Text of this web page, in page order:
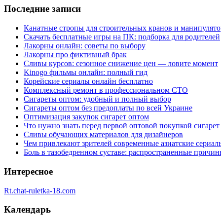
Последние записи
Канатные стропы для строительных кранов и
Скачать бесплатные игры на ПК: подборка для родителей
Лакорны онлайн: советы по выбору
Лакорны про фиктивный брак
Сливы курсов: сезонное снижение цен — ловите момент
Kinogo фильмы онлайн: полный гид
Корейские сериалы онлайн бесплатно
Комплексный ремонт в профессиональном СТО
Сигареты оптом: удобный и полный выбор
Сигареты оптом без предоплаты по всей Украине
Оптимизация закупок сигарет оптом
Что нужно знать перед первой оптовой покупкой сигарет
Сливы обучающих материалов для дизайнеров
Чем привлекают зрителей современные азиатские
Боль в тазобедренном суставе: распространенные
Интересное
Rt.chat-ruletka-18.com
Календарь